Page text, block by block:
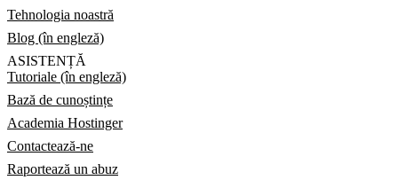
Tehnologia noastră
Blog (în engleză)
ASISTENȚĂ
Tutoriale (în engleză)
Bază de cunoștințe
Academia Hostinger
Contactează-ne
Raportează un abuz